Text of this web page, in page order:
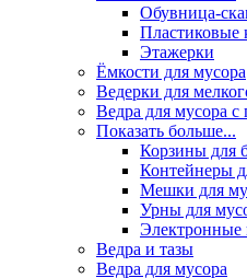
Обувница-
Пластиковые
Этажерки
Ёмкости для мусора
Ведерки для
Ведра для мусора с
Показать больше...
Корзины для
Контейнеры
Мешки для
Урны для
Электронные
Ведра и тазы
Ведра для мусора